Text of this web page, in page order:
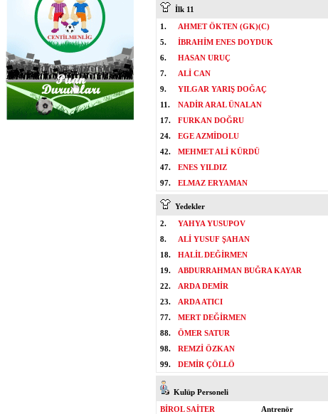
İlk 11
1.
AHMET ÖKTEN (GK)(C)
5.
İBRAHİM ENES DOYDUK
6.
HASAN URUÇ
7.
ALİ CAN
9.
YILGAR YARIŞ DOĞAÇ
11.
NADİR ARAL ÜNALAN
17.
FURKAN DOĞRU
24.
EGE AZMİDOLU
42.
MEHMET ALİ KÜRDÜ
47.
ENES YILDIZ
97.
ELMAZ ERYAMAN
Yedekler
2.
YAHYA YUSUPOV
8.
ALİ YUSUF ŞAHAN
18.
HALİL DEĞİRMEN
19.
ABDURRAHMAN BUĞRA KAYAR
22.
ARDA DEMİR
23.
ARDA ATICI
77.
MERT DEĞİRMEN
88.
ÖMER SATUR
98.
REMZİ ÖZKAN
99.
DEMİR ÇÖLLÖ
Kulüp Personeli
BİROL SAİTER
Antrenör